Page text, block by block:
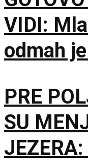
VIDI:
odmah
PRE
SU